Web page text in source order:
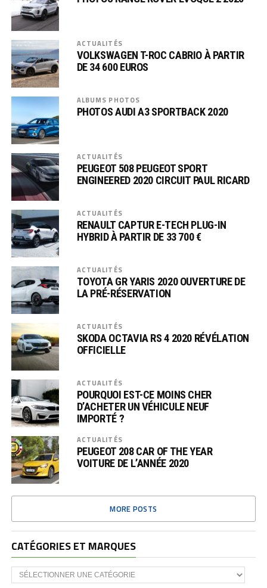
ACTUALITÉS
VOLKSWAGEN T-ROC CABRIO À PARTIR
DE 34 600 EUROS
ALBUMS PHOTOS
PHOTOS AUDI A3 SPORTBACK 2020
ACTUALITÉS
PEUGEOT 508 PEUGEOT SPORT
ENGINEERED 2020 CIRCUIT PAUL RICARD
ACTUALITÉS
RENAULT CAPTUR E-TECH PLUG-IN
HYBRID À PARTIR DE 33 700 €
ACTUALITÉS
TOYOTA GR YARIS 2020 OUVERTURE DE
LA PRÉ-RÉSERVATION
ACTUALITÉS
SKODA OCTAVIA RS 4 2020 RÉVÉLATION
OFFICIELLE
ACTUALITÉS
POURQUOI EST-CE MOINS CHER
D’ACHETER UN VÉHICULE NEUF
IMPORTÉ ?
ACTUALITÉS
PEUGEOT 208 CAR OF THE YEAR
VOITURE DE L’ANNÉE 2020
MORE POSTS
CATÉGORIES ET MARQUES
Catégories
et